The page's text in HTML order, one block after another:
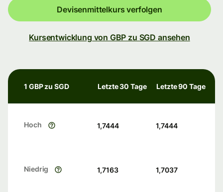
Devisenmittelkurs verfolgen
Kursentwicklung von GBP zu SGD ansehen
1 GBP zu SGD Letzte 30 Tage Letzte 90 Tage
Hoch 1,7444 1,7444
Niedrig 1,7163 1,7037